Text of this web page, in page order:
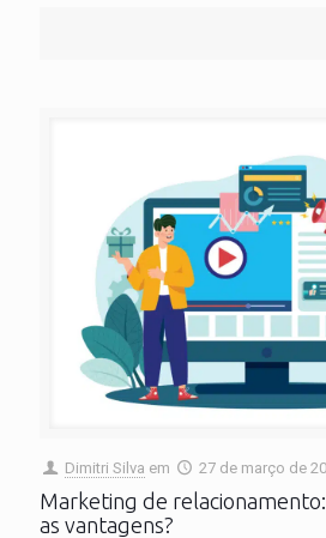
Dimitri Silva em 27 de março de
Marketing de
as vantagens?